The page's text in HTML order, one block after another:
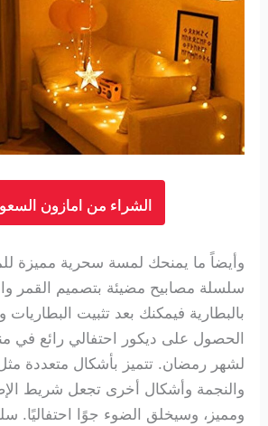
الشراء من امازون
وأيضاً ما يمنحك لمسة سحرية مميزة
سلسلة مصابيح مضيئة بتصميم القمر
بالبطارية فيمكنك بعد تثبيت البطاريات
الحصول على ديكور احتفالي رائع في
لشهر رمضان. تتميز بأشكال متعددة
والنجمة وأشكال أخرى تجعل شريط
ومميز، وسيخلق الضوء جوًا احتفاليًا.